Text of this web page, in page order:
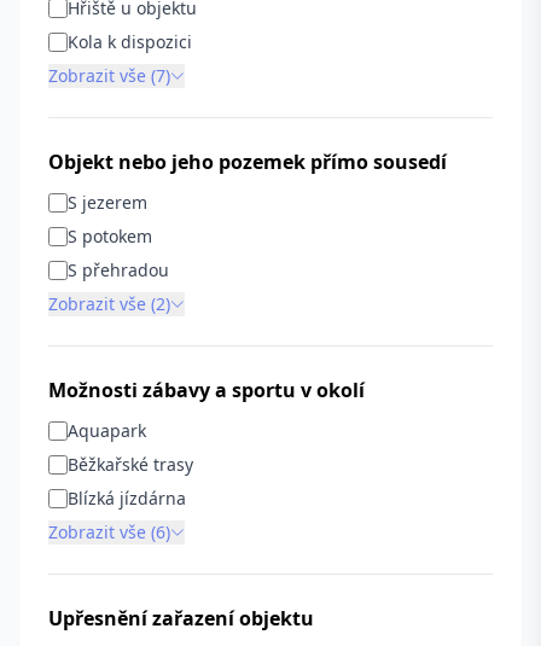
Hřiště u objektu
Kola k dispozici
Zobrazit vše (7)
Objekt nebo jeho pozemek přímo sousedí
S jezerem
S potokem
S přehradou
Zobrazit vše (2)
Možnosti zábavy a sportu v okolí
Aquapark
Běžkařské trasy
Blízká jízdárna
Zobrazit vše (6)
Upřesnění zařazení objektu